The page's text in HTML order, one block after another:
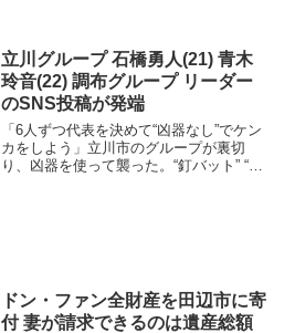
立川グループ 石橋勇人(21) 青木
玲音(22) 調布グループ リーダー
のSNS投稿が発端
「6人ずつ代表を決めて“凶器なし”でケン
カをしよう」立川市のグループが裏切
り、凶器を使って襲った。“釘バット” “ス
ドン・ファン全財産を田辺市に寄
付 妻が請求できるのは遺産総額